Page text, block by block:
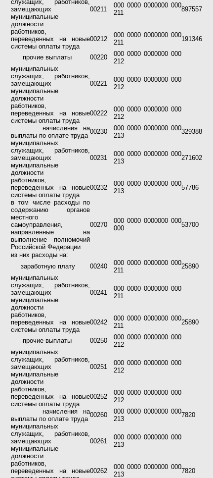
служащих, работников,
замещающих
муниципальные
должности
00211
000 0000 0000000 000
211
897557
работников,
переведенных на новые
системы оплаты труда
00212
000 0000 0000000 000
211
191346
прочие выплаты 00220
000 0000 0000000 000
212
муниципальных
служащих, работников,
замещающих
муниципальные
должности
00221
000 0000 0000000 000
212
работников,
переведенных на новые
системы оплаты труда
00222
000 0000 0000000 000
212
начисления на
выплаты по оплате труда
00230
000 0000 0000000 000
213
329388
муниципальных
служащих, работников,
замещающих
муниципальные
должности
00231
000 0000 0000000 000
213
271602
работников,
переведенных на новые
системы оплаты труда
00232
000 0000 0000000 000
213
57786
в том числе расходы по
содержанию органов
местного
самоуправления,
направленные на
выполнение полномочий
Российской Федерации
00270
000 0000 0000000 000
000
53700
из них расходы на:
заработную плату
00240
000 0000 0000000 000
211
25890
муниципальных
служащих, работников,
замещающих
муниципальные
должности
00241
000 0000 0000000 000
211
работников,
переведенных на новые
системы оплаты труда
00242
000 0000 0000000 000
211
25890
прочие выплаты 00250
000 0000 0000000 000
212
муниципальных
служащих, работников,
замещающих
муниципальные
должности
00251
000 0000 0000000 000
212
работников,
переведенных на новые
системы оплаты труда
00252
000 0000 0000000 000
212
начисления на
выплаты по оплате труда
00260
000 0000 0000000 000
213
7820
муниципальных
служащих, работников,
замещающих
муниципальные
должности
00261
000 0000 0000000 000
213
работников,
переведенных на новые00262
000 0000 0000000 000
213
7820